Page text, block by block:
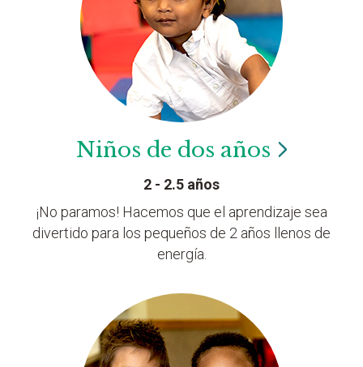
Niños de dos años
2 - 2.5 años
¡No paramos! Hacemos que el aprendizaje sea
divertido para los pequeños de 2 años llenos de
energía.